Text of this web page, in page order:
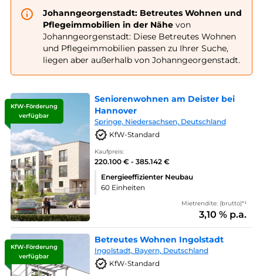
Johanngeorgenstadt: Betreutes Wohnen und
Pflegeimmobilien in der Nähevon
Johanngeorgenstadt: Diese Betreutes Wohnen
und Pflegeimmobilien passen zu Ihrer Suche,
liegen aber außerhalb von Johanngeorgenstadt.
KfW-Förderung
verfügbar
Seniorenwohnen am Deister bei
Hannover
Springe, Niedersachsen, Deutschland
KfW-Standard
Kaufpreis:
220.100 € - 385.142 €
Energieeffizienter Neubau
60 Einheiten
Mietrendite: (brutto)*¹
3,10 % p.a.
KfW-Förderung
verfügbar
Betreutes Wohnen Ingolstadt
Ingolstadt, Bayern, Deutschland
KfW-Standard